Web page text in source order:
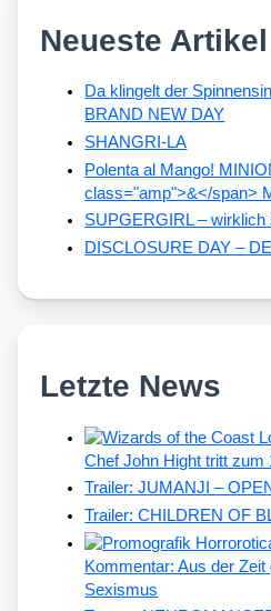
Neueste Artikel
Da klingelt der
BRAND NEW DAY
SHANGRI-LA
Polenta al Mango!
class="amp">&</span>
SUPGERGIRL – wirklich
DISCLOSURE DAY –
Letzte News
Chef John Hight tritt zum
Trailer: JUMANJI –
Trailer: CHILDREN OF
Kommentar: Aus der
Sexismus